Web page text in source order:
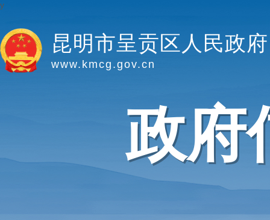
y
昆明市呈贡区人民政府
www.kmcg.gov.cn
政府